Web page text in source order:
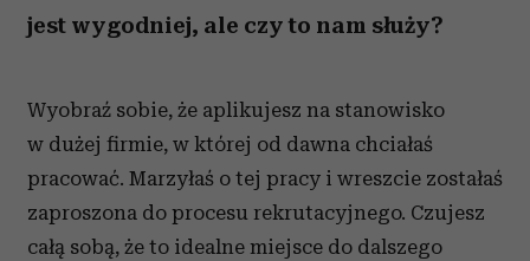
jest wygodniej, ale czy to nam służy?
Wyobraź sobie, że aplikujesz na stanowisko
w dużej firmie, w której od dawna chciałaś
pracować. Marzyłaś o tej pracy i wreszcie zostałaś
zaproszona do procesu rekrutacyjnego. Czujesz
całą sobą, że to idealne miejsce do dalszego